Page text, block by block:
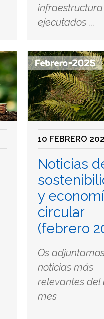
ejecutados ...
10 FEBRERO
Noticias
y
circular
(febrero
Os
noticias más
relevantes del
mes